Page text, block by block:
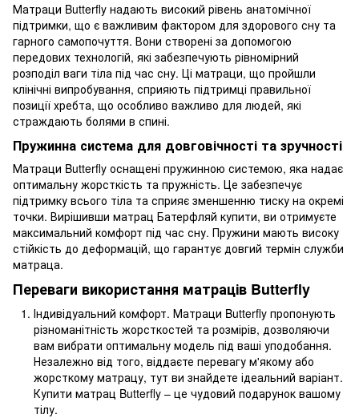
Матраци Butterfly надають високий рівень анатомічної
підтримки, що є важливим фактором для здорового сну та
гарного самопочуття. Вони створені за допомогою
передових технологій, які забезпечують рівномірний
розподіл ваги тіла під час сну. Ці матраци, що пройшли
клінічні випробування, сприяють підтримці правильної
позиції хребта, що особливо важливо для людей, які
страждають болями в спині.
Пружинна система для довговічності та зручності
Матраци Butterfly оснащені пружинною системою, яка надає
оптимальну жорсткість та пружність. Це забезпечує
підтримку всього тіла та сприяє зменшенню тиску на окремі
точки. Вирішивши матрац Батерфляй купити, ви отримуєте
максимальний комфорт під час сну. Пружини мають високу
стійкість до деформацій, що гарантує довгий термін служби
матраца.
Переваги використання матраців Butterfly
Індивідуальний комфорт. Матраци Butterfly пропонують
різноманітність жорсткостей та розмірів, дозволяючи
вам вибрати оптимальну модель під ваші уподобання.
Незалежно від того, віддаєте перевагу м'якому або
жорсткому матрацу, тут ви знайдете ідеальний варіант.
Купити матрац Butterfly – це чудовий подарунок вашому
тілу.